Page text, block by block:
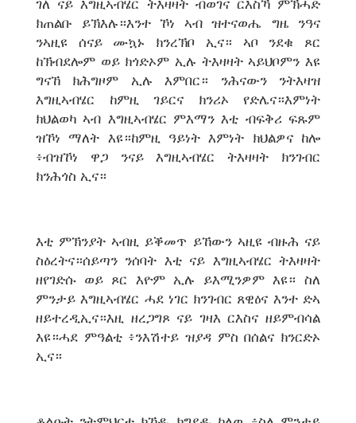
ገለ ናይ እግዚኣብሄር ትእዛዛት ብወገና ርእስኻ ምኽሓድ
ክጠልቡ ይኽእሉ።እንተ ኾነ ኣብ ዝተናወሔ ግዜ ንዓና
ንኣዚዩ ሰናይ ሙኳኑ ክንረኽቦ ኢና። ኣቦ ንደቁ ጾር
ከኽብደሎም ወይ ክጎድኦም ኢሉ ትእዛዛት ኣይህቦምን እዩ
ግናኸ ክሕግዞም ኢሉ እምበር። ንሕናውን ንትእዛዝ
እግዚኣብሄር ከምዚ ገይርና ክንሪኦ የድሌና።እምነት
ክህልወካ ኣብ እግዚኣብሄር ምእማን እቲ ብፍቅሪ ፍጹም
ዝኾነ ማለት እዩ።ከምዚ ዓይነት እምነት ክህልዎና ከሎ
፥ብዝኾነ ዋጋ ንናይ እግዚኣብሄር ትእዛዛት ክንገብር
ክንሕጎስ ኢና።
እቲ ምኽንያት ኣብዚ ይቕመጥ ይኸውን ኣዚዩ ብዙሕ ናይ
ስዕረትና።ሰይጣን ንሰባት እቲ ናይ እግዚኣብሄር ትእዛዛት
ዘየገድሱ ወይ ጾር እዮም ኢሉ ይእሚንዎም እዩ። ስለ
ምንታይ እግዚኣብሄር ሓደ ነገር ክንገብር ጸዊዕና እንተ ድኣ
ዘይተረዲኢና።እዚ ዘረጋግጾ ናይ ገዛእ ርእስና ዘይምብሳል
እዩ።ሓደ ምዓልቲ ፥ንእሽተይ ዝያዳ ምስ በሰልና ክንርድኦ
ኢና።